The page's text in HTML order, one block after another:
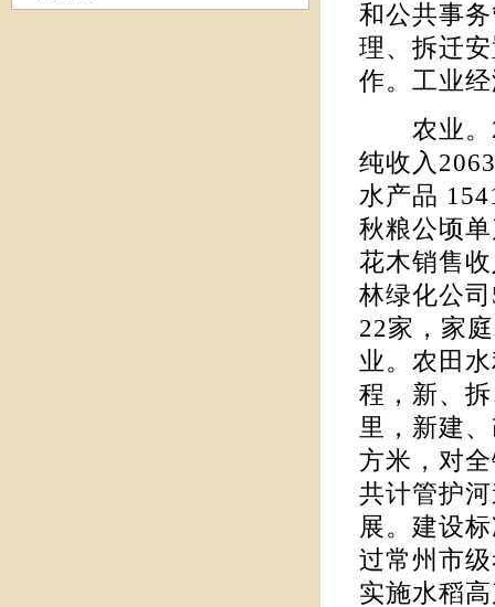
和公共事
理、拆迁
作。工业
农业。
纯收入
水产品
秋粮公顷
花木销售
林绿化公
22家，家
业。农田
程，新、
里，新建
方米，对
共计管护
展。建设
过常州市
实施水稻